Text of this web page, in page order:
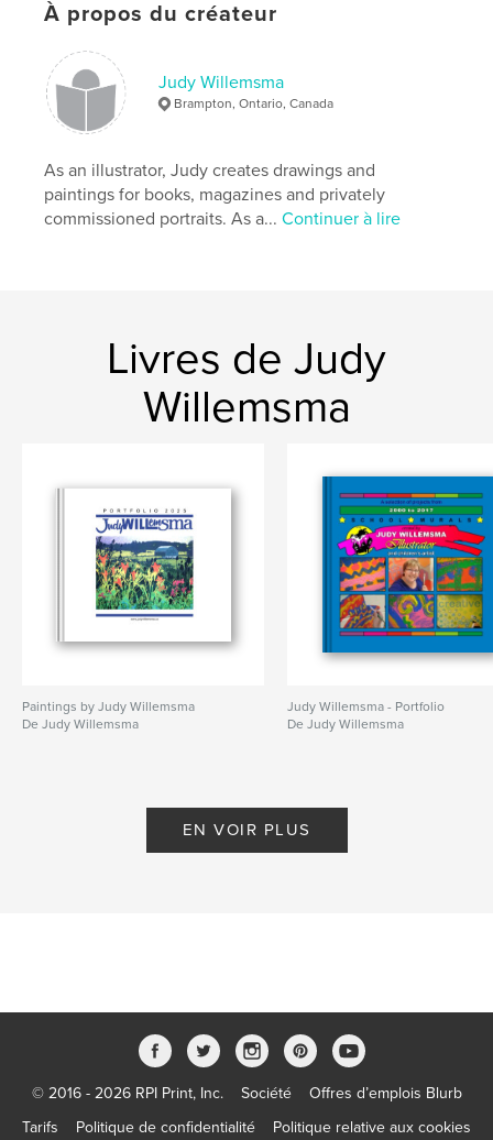
À propos du créateur
Judy Willemsma
Brampton, Ontario, Canada
As an illustrator, Judy creates drawings and
paintings for books, magazines and privately
commissioned portraits. As a...Continuer à lire
Livres de Judy
Willemsma
Paintings by Judy Willemsma
De Judy Willemsma
Judy Willemsma - Portfolio
De Judy Willemsma
EN VOIR PLUS
© 2016 - 2026 RPI Print, Inc. Société
Offres d’emplois Blurb
Tarifs
Politique de confidentialité Politique relative aux cookies